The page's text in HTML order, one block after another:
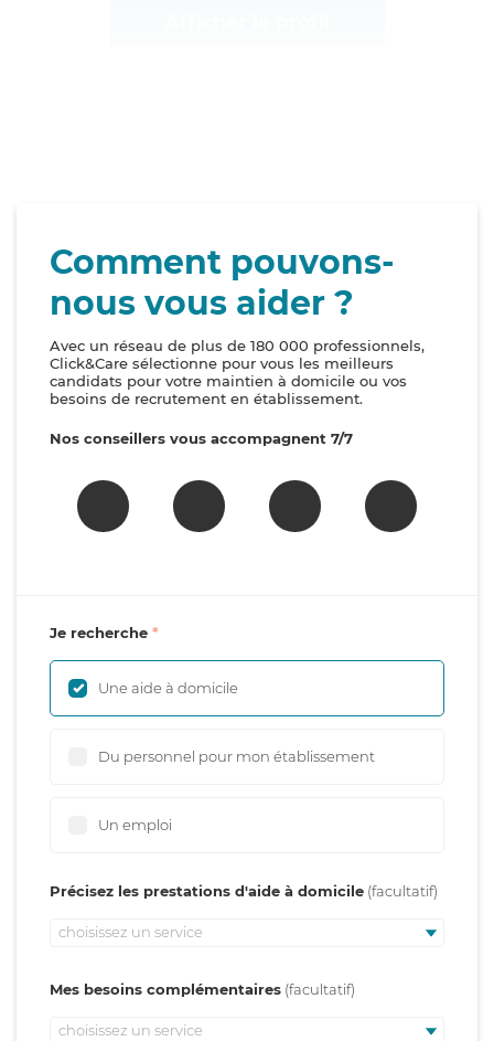
Comment pouvons-
nous vous aider ?
Avec un réseau de plus de 180 000 professionnels,
Click&Care sélectionne pour vous les meilleurs
candidats pour votre maintien à domicile ou vos
besoins de recrutement en établissement.
Nos conseillers vous accompagnent 7/7
Je recherche
Une aide à domicile
Du personnel pour mon établissement
Un emploi
Précisez les prestations d'aide à domicile
choisissez un service
Mes besoins complémentaires
choisissez un service